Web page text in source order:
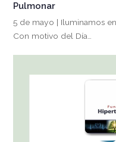
Pulmonar
5 de mayo | Iluminamos
Con motivo del Día…